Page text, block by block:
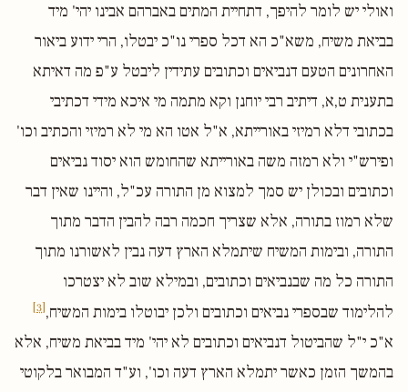
ואולי יש לומר להיפך, דתחיית המתים באברהם אבינו יהי' מיד
בביאת משיח, משא"כ הא דכל ספרי נו"כ יבטלו, הרי ידוע ביאור
האחרונים הטעם דנביאים וכתובים עתידין ליבטל ע"פ מה דאיתא
בתענית ט,א, דיתיב רבי יוחנן וקא מתמה מי איכא מידי דכתיבי
בכתובי דלא רמיזי באורייתא, א"ל אטו הא מי לא רמיזי והכתיב וכו'
ופירש"י ולא רמזה משה באורייתא שהחומש הוא יסוד נביאים
וכתובים ובכולן יש סמך למצוא מן התורה עכ"ל, והיינו שאין דבר
שלא רמוז בתורה, אלא שצריך חכמה רבה להבין הדבר מתוך
התורה, ובימות המשיח שיתמלא הארץ דעה נבין לאשורנו מתוך
התורה כל מה שבנביאים וכתובים, ובמילא שוב לא יצטרכו
להלימוד שבספרי נביאים וכתובים ולכן יבוטלו בימות המשיח,[3]
א"כ י"ל שהביטול דנביאים וכתובים לא יהי' מיד בביאת משיח, אלא
בהמשך הזמן כאשר יתמלא הארץ דעה וכו', וע"ד המבואר בלקוטי